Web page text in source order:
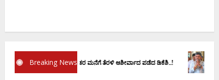
Breaking News
ವಚನಕ್ಕೂ ಮುನ್ನ ದೊಡ್ಡಗೌಡರ ಮನೆಗೆ ತೆರಳಿ ಆಶೀರ್ವಾದ ಪಡೆದ ಡಿಕೆಶಿ..! ಡಿ.ಕೆ